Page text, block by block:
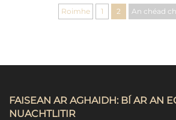
Na Príomhbhuntáistí a thagann le
seasamh in aghaidh an úsáide
Roimhe 1 2 An chéad
FAISEAN AR AGHAIDH: BÍ AR AN
NUACHTLITIR